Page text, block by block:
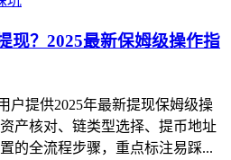
现？2025最新保姆级操作指
户提供2025年最新提现保姆级操
产核对、链类型选择、提币地址
的全流程步骤，重点标注易踩...